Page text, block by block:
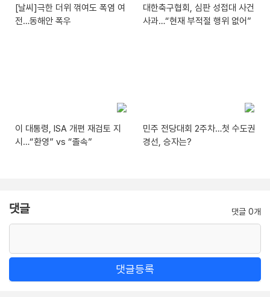
[날씨]극한 더위 꺾여도 폭염 여
전…동해안 폭우
대한축구협회, 심판 성접대 사건
사과…“현재 부적절 행위 없어”
이 대통령, ISA 개편 재검토 지
시…“환영” vs “졸속”
민주 전당대회 2주차…첫 수도권
경선, 승자는?
댓글 댓글 0개
댓글등록